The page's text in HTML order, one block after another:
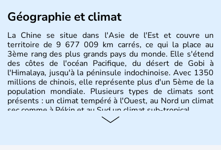
Géographie et climat
La Chine se situe dans l'Asie de l'Est et couvre un
territoire de 9 677 009 km carrés, ce qui la place au
3ème rang des plus grands pays du monde. Elle s'étend
des côtes de l'océan Pacifique, du désert de Gobi à
l'Himalaya, jusqu'à la péninsule indochinoise. Avec 1350
millions de chinois, elle représente plus d'un 5ème de la
population mondiale. Plusieurs types de climats sont
présents : un climat tempéré à l'Ouest, au Nord un climat
sec comme à Pékin et au Sud un climat sub-tropical.